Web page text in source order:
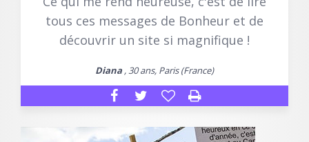
tous ces messages de Bonheur et de
découvrir un site si magnifique !
Diana , 30 ans, Paris (France)